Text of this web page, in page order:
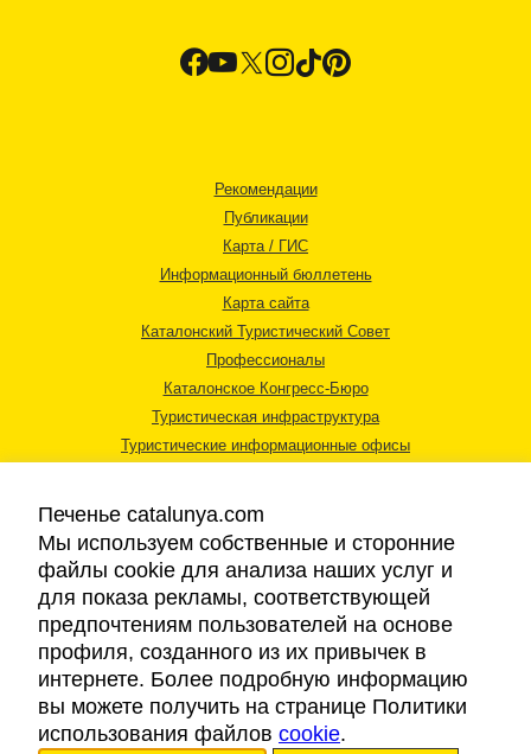
Рекомендации
Публикации
Карта / ГИС
Информационный бюллетень
Карта сайта
Каталонский Туристический Совет
Профессионалы
Каталонское Конгресс-Бюро
Туристическая инфраструктура
Туристические информационные офисы
Правовая информация
Cookies
Доступность
Печенье catalunya.com
Мы используем собственные и сторонние
файлы cookie для анализа наших услуг и
для показа рекламы, соответствующей
предпочтениям пользователей на основе
профиля, созданного из их привычек в
интернете. Более подробную информацию
вы можете получить на странице Политики
использования файлов cookie.